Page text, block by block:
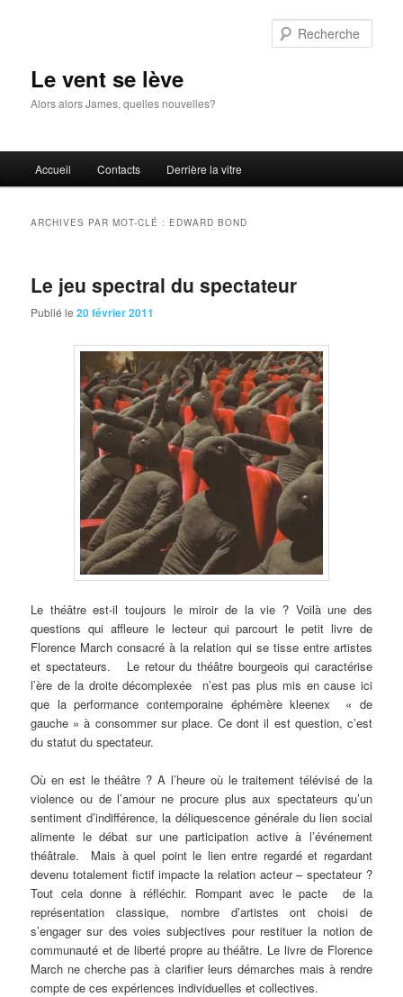
Le vent se lève
Alors alors James, quelles nouvelles?
principal
Accueil Contacts Derrière la vitre
ARCHIVES PAR MOT-CLÉ : EDWARD BOND
Le jeu spectral du spectateur
Publié le20 février 2011
Le théâtre est-il toujours le miroir de la vie ? Voilà une des
questions qui affleure le lecteur qui parcourt le petit livre de
Florence March consacré à la relation qui se tisse entre artistes
et spectateurs. Le retour du théâtre bourgeois qui caractérise
l’ère de la droite décomplexée n’est pas plus mis en cause ici
que la performance contemporaine éphémère kleenex « de
gauche » à consommer sur place. Ce dont il est question, c’est
du statut du spectateur.
Où en est le théâtre ? A l’heure où le traitement télévisé de la
violence ou de l’amour ne procure plus aux spectateurs qu’un
sentiment d’indifférence, la déliquescence générale du lien social
alimente le débat sur une participation active à l’événement
théâtrale. Mais à quel point le lien entre regardé et regardant
devenu totalement fictif impacte la relation acteur – spectateur ?
Tout cela donne à réfléchir. Rompant avec le pacte de la
représentation classique, nombre d’artistes ont choisi de
s’engager sur des voies subjectives pour restituer la notion de
communauté et de liberté propre au théâtre. Le livre de Florence
March ne cherche pas à clarifier leurs démarches mais à rendre
compte de ces expériences individuelles et collectives.